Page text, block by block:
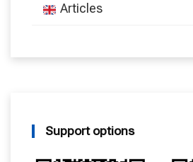
Articles
Support options